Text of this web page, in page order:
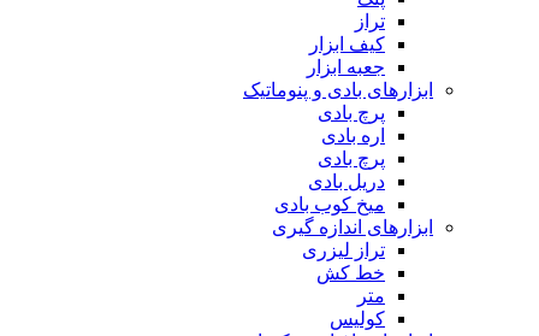
تراز
کیف ابزار
جعبه ابزار
ابزارهای بادی و پنوماتیک
پرچ بادی
اره بادی
پرچ بادی
دریل بادی
میخ کوب بادی
ابزارهای اندازه گیری
تراز لیزری
خط کش
متر
کولیس